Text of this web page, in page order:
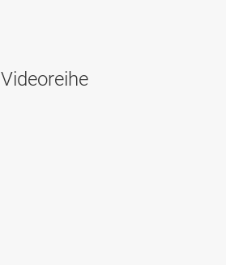
Videoreihe